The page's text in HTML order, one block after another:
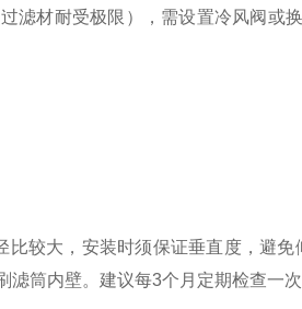
滤材耐受极限），需设置冷风阀或
大，安装时须保证垂直度，避免
筒内壁。建议每3个月定期检查一